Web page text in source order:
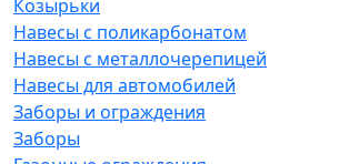
Козырьки
Навесы с поликарбонатом
Навесы с металлочерепицей
Навесы для автомобилей
Заборы и ограждения
Заборы